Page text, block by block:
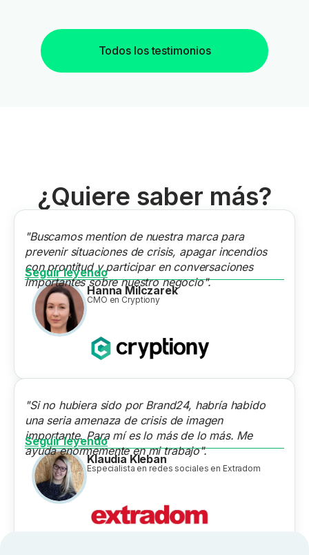
Todos los testimonios
¿Quiere saber más?
Hanna Milczarek
CMO en Cryptiony
"Buscamos mention de nuestra marca para
prevenir situaciones de crisis, apagar incendios
con prontitud y participar en conversaciones
importantes sobre nuestro negocio".
Seguir leyendo
Klaudia Kleban
Especialista en redes sociales en Extradom
"Si no hubiera sido por Brand24, habría habido
una seria amenaza de crisis de imagen
importante. Para mí es lo más de lo más. Me
ayuda enormemente en mi trabajo".
Seguir leyendo